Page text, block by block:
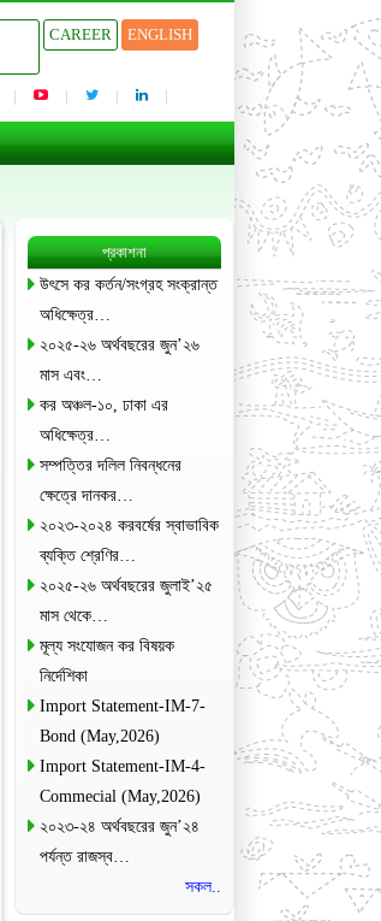
CAREER ENGLISH
প্রকাশনা
উৎসে কর কর্তন/সংগ্রহ সংক্রান্ত
অধিক্ষেত্র…
২০২৫-২৬ অর্থবছরের জুন’২৬
মাস এবং…
কর অঞ্চল-১০, ঢাকা এর
অধিক্ষেত্র…
সম্পত্তির দলিল নিবন্ধনের
ক্ষেত্রে দানকর…
২০২৩-২০২৪ করবর্ষের স্বাভাবিক
ব্যক্তি শ্রেণির…
২০২৫-২৬ অর্থবছরের জুলাই’২৫
মাস থেকে…
মূল্য সংযোজন কর বিষয়ক
নির্দেশিকা
Import Statement-IM-7-
Bond (May,2026)
Import Statement-IM-4-
Commecial (May,2026)
২০২৩-২৪ অর্থবছরের জুন’২৪
পর্যন্ত রাজস্ব…
সকল..